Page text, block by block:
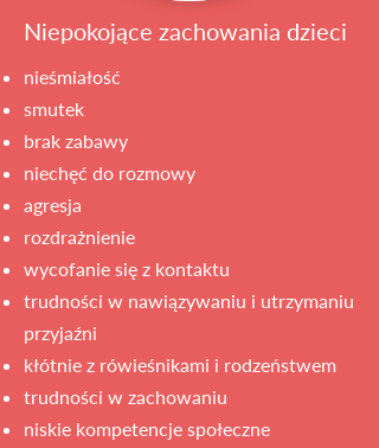
Niepokojące zachowania dzieci
nieśmiałość
smutek
brak zabawy
niechęć do rozmowy
agresja
rozdrażnienie
wycofanie się z kontaktu
trudności w nawiązywaniu i utrzymaniu
przyjaźni
kłótnie z rówieśnikami i rodzeństwem
trudności w zachowaniu
niskie kompetencje społeczne